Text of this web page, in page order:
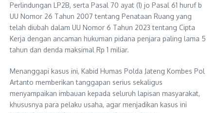
Perlindungan LP2B, serta Pasal 70 ayat (1) jo Pasal 61 huruf b
UU Nomor 26 Tahun 2007 tentang Penataan Ruang yang
telah diubah dalam UU Nomor 6 Tahun 2023 tentang Cipta
Kerja dengan ancaman hukuman pidana penjara paling lama 5
tahun dan denda maksimal Rp 1 miliar.
Menanggapi kasus ini, Kabid Humas Polda Jateng Kombes Pol
Artanto memberikan tanggapan serius sekaligus
menyampaikan imbauan kepada seluruh lapisan masyarakat,
khususnya para pelaku usaha, agar menjadikan kasus ini